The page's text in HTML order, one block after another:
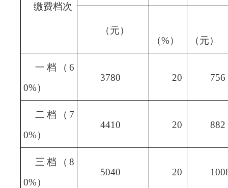
缴费档次
（元）
（%）
（元）
一档（6
0%）
3780 20 756
二档（7
0%）
4410 20 882
三档（8
0%）
5040 20